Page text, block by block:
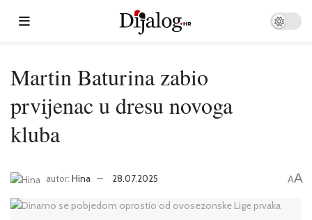
Martin Baturina zabio
prvijenac u dresu novoga
kluba
autor: Hina 28.07.2025 AA